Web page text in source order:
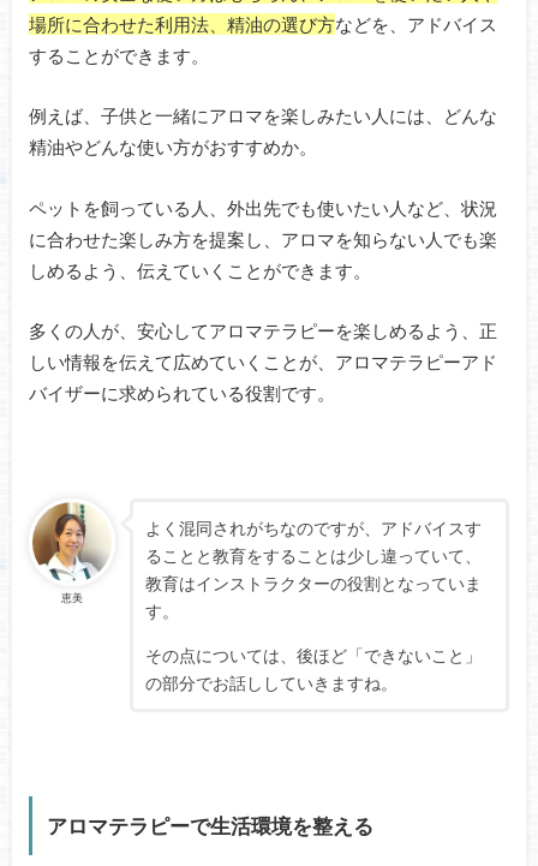
場所に合わせた利用法、精油の選び方などを、アドバイス
することができます。
例えば、子供と一緒にアロマを楽しみたい人には、どんな
精油やどんな使い方がおすすめか。
ペットを飼っている人、外出先でも使いたい人など、状況
に合わせた楽しみ方を提案し、アロマを知らない人でも楽
しめるよう、伝えていくことができます。
多くの人が、安心してアロマテラピーを楽しめるよう、正
しい情報を伝えて広めていくことが、アロマテラピーアド
バイザーに求められている役割です。
恵美
よく混同されがちなのですが、アドバイスす
ることと教育をすることは少し違っていて、
教育はインストラクターの役割となっていま
す。
その点については、後ほど「できないこと」
の部分でお話ししていきますね。
アロマテラピーで生活環境を整える